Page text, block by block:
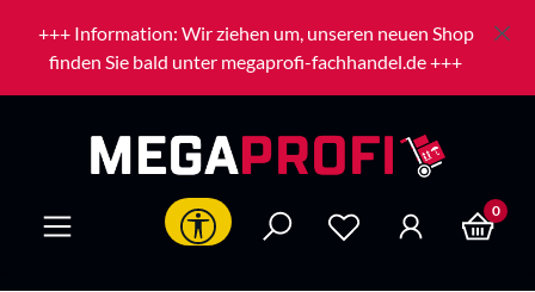
Zum Hauptinhalt springen
+++ Information: Wir ziehen um, unseren neuen Shop
finden Sie bald unter megaprofi-fachhandel.de +++
Werkzeugleiste anzeigen 0